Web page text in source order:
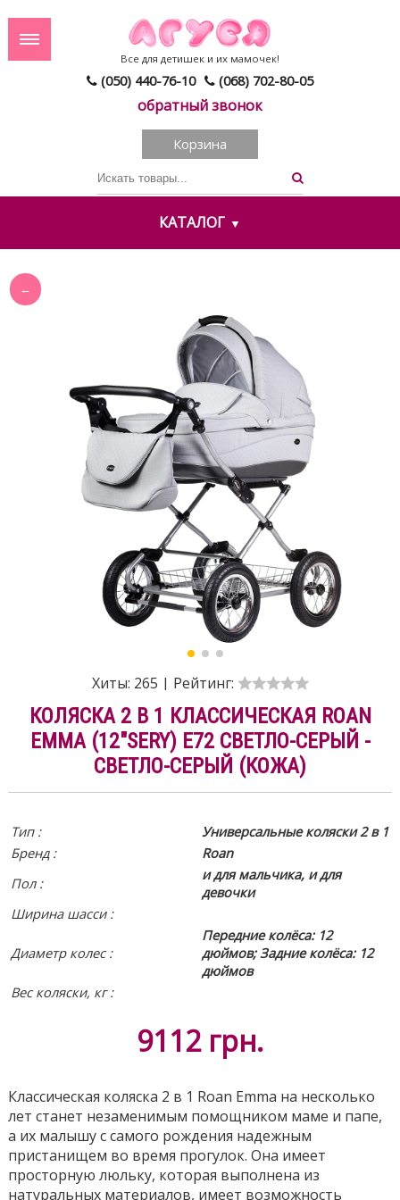
(050) 440-76-10 (068) 702-80-05
обратный звонок
Все для детишек и их мамочек!
Корзина
КАТАЛОГ
Хиты: 265 | Рейтинг:
КОЛЯСКА 2 В 1 КЛАССИЧЕСКАЯ ROAN
EMMA (12"SERY) E72 СВЕТЛО-СЕРЫЙ -
СВЕТЛО-СЕРЫЙ (КОЖА)
Тип :
Универсальные коляски 2 в 1
Бренд :
Roan
Пол :
и для мальчика, и для
девочки
Ширина шасси :
Диаметр колес :
Передние колёса: 12
дюймов; Задние колёса: 12
дюймов
Вес коляски, кг :
9112 грн.
Классическая кoляска 2 в 1 Roan Emma на несколько
лет станет незаменимым помощником маме и папе,
а их малышу с самого рождения надежным
пристанищем во время прогулок. Она имеет
просторную люльку, которая выполнена из
натуральных материалов, имеет возможность